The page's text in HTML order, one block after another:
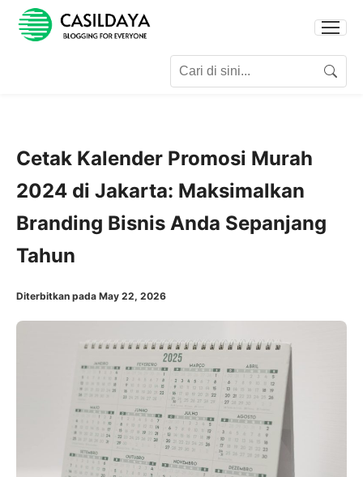
Search
Cetak Kalender Promosi Murah
2024 di Jakarta: Maksimalkan
Branding Bisnis Anda Sepanjang
Tahun
Diterbitkan pada May 22, 2026